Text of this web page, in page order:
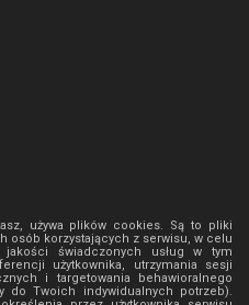
używa plików cookies. Są to pliki
osób korzystających z serwisu, w celu
jakości świadczonych usług w tym
użytkownika, utrzymania sesji
i targetowania behawioralnego
do Twoich indywidualnych potrzeb).